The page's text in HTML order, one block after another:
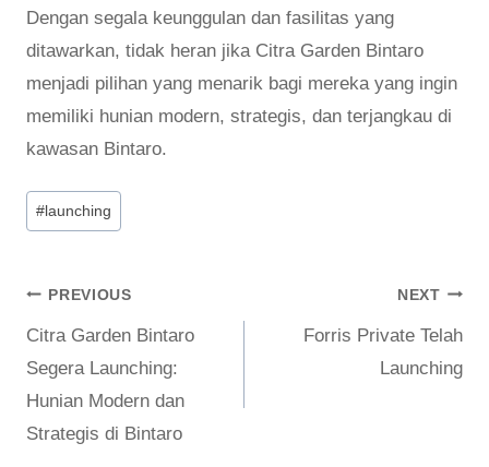
Dengan segala keunggulan dan fasilitas yang
ditawarkan, tidak heran jika Citra Garden Bintaro
menjadi pilihan yang menarik bagi mereka yang ingin
memiliki hunian modern, strategis, dan terjangkau di
kawasan Bintaro.
Post
Tags:
# launching
Post
navigation
PREVIOUS
Citra Garden Bintaro
Segera Launching:
Hunian Modern dan
Strategis di Bintaro
NEXT
Forris Private Telah
Launching